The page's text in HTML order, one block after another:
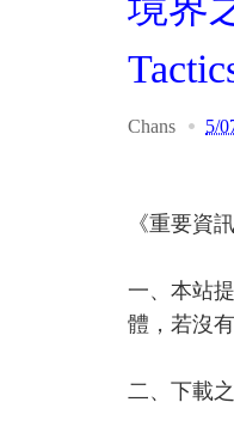
Chans 5/
《重要資
一、本站
體，若沒
二、下載